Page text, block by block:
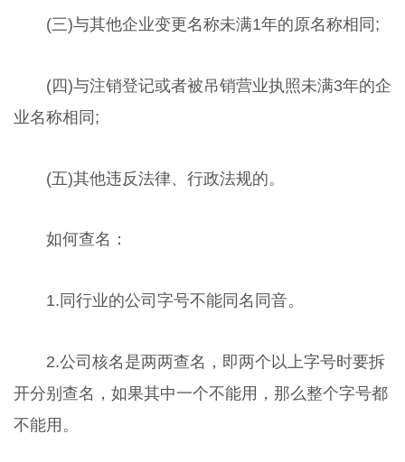
(三)与其他企业变更名称未满1年的原名称相同;
(四)与注销登记或者被吊销营业执照未满3年的企
业名称相同;
(五)其他违反法律、行政法规的。
如何查名：
1.同行业的公司字号不能同名同音。
2.公司核名是两两查名，即两个以上字号时要拆
开分别查名，如果其中一个不能用，那么整个字号都
不能用。